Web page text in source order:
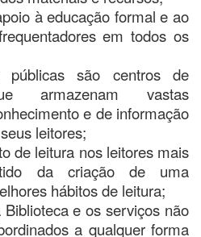
à educação formal e ao
em todos os
são centros de
armazenam vastas
e de informação
leitores;
de leitura nos leitores mais
da criação de uma
hábitos de leitura;
e os serviços não
a qualquer forma